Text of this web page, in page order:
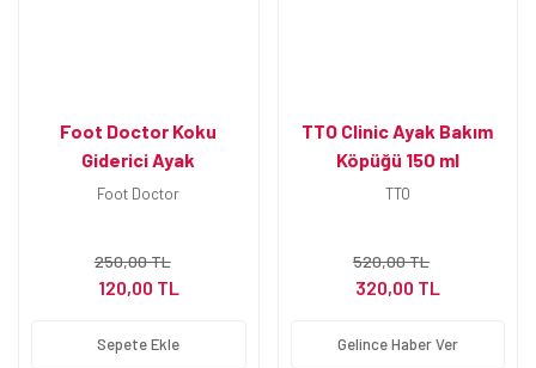
Foot Doctor Koku
Giderici Ayak
Deodorantı 150 ml
Foot Doctor
250,00 TL
120,00 TL
Sepete Ekle
TTO Clinic Ayak Bakım
Köpüğü 150 ml
TTO
520,00 TL
320,00 TL
Gelince Haber Ver